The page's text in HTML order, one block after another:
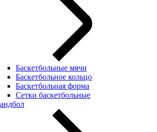
Баскетбольные мячи
Баскетбольное кольцо
Баскетбольная форма
Сетки баскетбольные